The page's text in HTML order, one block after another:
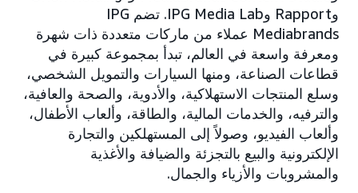
وRapport وIPG Media Lab. تضم IPG
Mediabrands عملاء من ماركات متعددة ذات شهرة
ومعرفة واسعة في العالم، تبدأ بمجموعة كبيرة في
قطاعات الصناعة، ومنها السيارات والتمويل الشخصي،
وسلع المنتجات الاستهلاكية، والأدوية، والصحة والعافية،
والترفيه، والخدمات المالية، والطاقة، وألعاب الأطفال،
وألعاب الفيديو، وصولاً إلى المستهلكين والتجارة
الإلكترونية والبيع بالتجزئة والضيافة والأغذية
والمشروبات والأزياء والجمال.